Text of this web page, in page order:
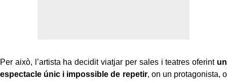
Per això, l’artista ha decidit viatjar per sales i teatres oferint un
espectacle únic i impossible de repetir, on un protagonista, o